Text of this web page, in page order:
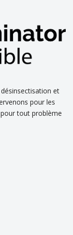
et
pour les
tout problème